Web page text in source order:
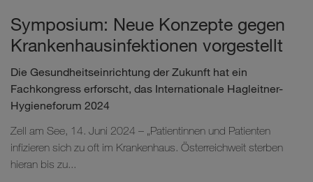
Symposium: Neue Konzepte gegen
Krankenhausinfektionen vorgestellt
Die Gesundheitseinrichtung der Zukunft hat ein
Fachkongress erforscht, das Internationale Hagleitner-
Hygieneforum 2024
Zell am See, 14. Juni 2024 – „Patientinnen und Patienten
infizieren sich zu oft im Krankenhaus. Österreichweit sterben
hieran bis zu...